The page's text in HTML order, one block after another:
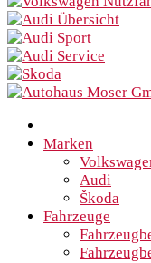
Marken
Audi
Škoda
Fahrzeuge